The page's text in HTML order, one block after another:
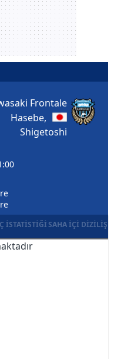
Frontale
Hasebe,
Shigetoshi
İSTATISTIĞISAHA İÇI DIZILIŞ